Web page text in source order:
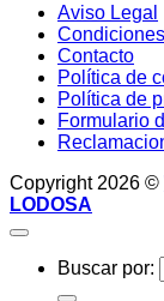
Aviso Legal
Contacto
Política de
Política de
Formulario
Copyright 2026 ©
LODOSA
Buscar por: